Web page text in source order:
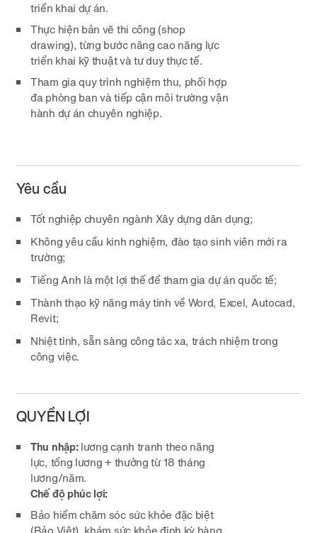
triển khai dự án.
Thực hiện bản vẽ thi công (shop
drawing), từng bước nâng cao năng lực
triển khai kỹ thuật và tư duy thực tế.
Tham gia quy trình nghiệm thu, phối hợp
đa phòng ban và tiếp cận môi trường vận
hành dự án chuyên nghiệp.
Yêu cầu
Tốt nghiệp chuyên ngành Xây dựng dân dụng;
Không yêu cầu kinh nghiệm, đào tạo sinh viên mới ra
trường;
Tiếng Anh là một lợi thế để tham gia dự án quốc tế;
Thành thạo kỹ năng máy tính về Word, Excel, Autocad,
Revit;
Nhiệt tình, sẵn sàng công tác xa, trách nhiệm trong
công việc.
QUYỀN LỢI
Thu nhập: lương cạnh tranh theo năng
lực, tổng lương + thưởng từ 18 tháng
lương/năm.
Chế độ phúc lợi:
Bảo hiểm chăm sóc sức khỏe đặc biệt